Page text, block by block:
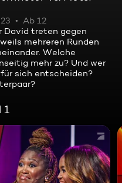
Ab 12
David treten gegen
mehreren Runden
Welche
mehr zu? Und wer
sich entscheiden?
1